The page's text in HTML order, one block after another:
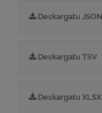
Deskargatu JSON
Deskargatu TSV
Deskargatu XLSX